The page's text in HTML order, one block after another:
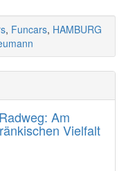
, Funcars, HAMBURG
Am
Vielfalt